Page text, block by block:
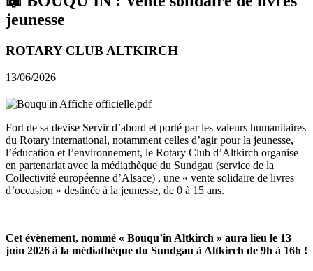
jeunesse
ROTARY CLUB ALTKIRCH
13/06/2026
Fort de sa devise Servir d’abord et porté par les valeurs humanitaires
du Rotary international, notamment celles d’agir pour la jeunesse,
l’éducation et l’environnement, le Rotary Club d’Altkirch organise
en partenariat avec la médiathèque du Sundgau (service de la
Collectivité européenne d’Alsace) , une « vente solidaire de livres
d’occasion » destinée à la jeunesse, de 0 à 15 ans.
Cet évènement, nommé « Bouqu’in Altkirch » aura lieu le 13
juin 2026 à la médiathèque du Sundgau à Altkirch de 9h à 16h !